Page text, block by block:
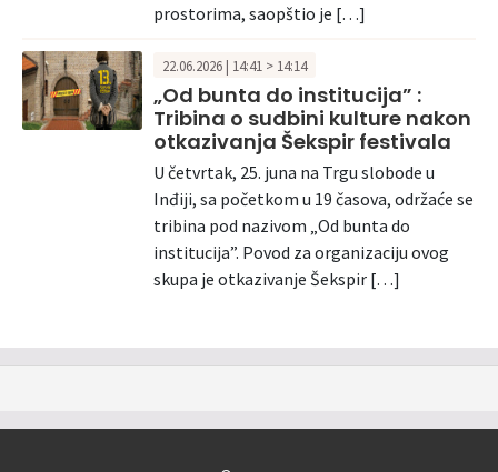
prostorima, saopštio je […]
22.06.2026 | 14:41 > 14:14
„Od bunta do institucija” :
Tribina o sudbini kulture nakon
otkazivanja Šekspir festivala
U četvrtak, 25. juna na Trgu slobode u
Inđiji, sa početkom u 19 časova, održaće se
tribina pod nazivom „Od bunta do
institucija”. Povod za organizaciju ovog
skupa je otkazivanje Šekspir […]